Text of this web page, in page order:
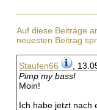
Auf diese Beiträge
neuesten Beitrag
Staufen66
,
Pimp my bass!
Moin!
Ich habe jetzt nach